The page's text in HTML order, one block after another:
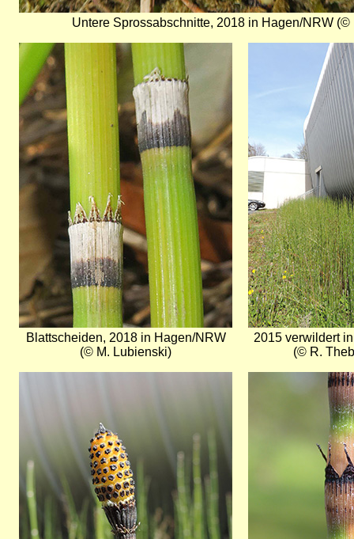
Untere Sprossabschnitte, 2018 in Hagen/NRW (©
Bild
Blattscheiden, 2018 in Hagen/NRW
(© M. Lubienski)
2015 verwildert
(© R.